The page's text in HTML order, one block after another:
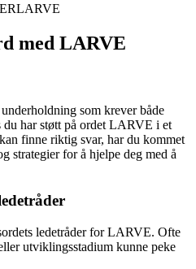
med LARVE
som krever både
har støtt på ordet LARVE i et
finne riktig svar, har du kommet
strategier for å hjelpe deg med å
ledetråder for LARVE. Ofte
utviklingsstadium kunne peke